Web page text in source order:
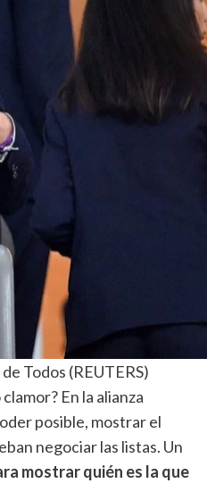
Todos (REUTERS)
En la alianza
posible, mostrar el
negociar las listas. Un
mostrar quién es la que